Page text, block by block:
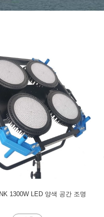
1300W LED 양색 공간 조명